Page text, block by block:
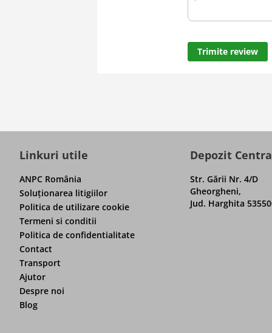
Trimite review
Linkuri utile
ANPC România
Soluţionarea litigiilor
Politica de utilizare cookie
Termeni si conditii
Politica de confidentialitate
Contact
Transport
Ajutor
Despre noi
Blog
Depozit
Str. Gării Nr. 4/D
Gheorgheni,
Jud. Harghita